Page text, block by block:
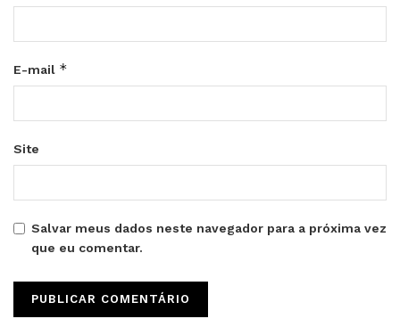
E-mail *
Site
Salvar meus dados neste navegador para a próxima vez
que eu comentar.